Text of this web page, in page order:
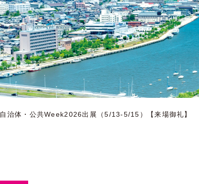
自治体・公共Week2026出展（5/13-5/15）【来場御礼】